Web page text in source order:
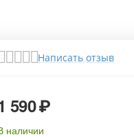
Написать отзыв
590₽
наличии